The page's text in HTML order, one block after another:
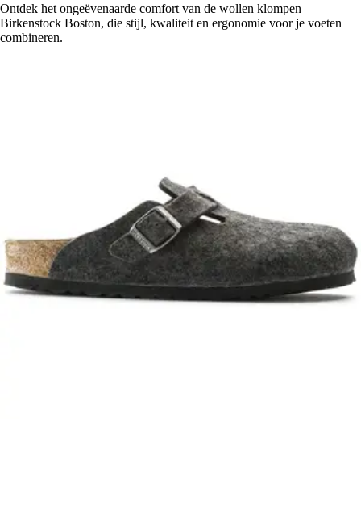
Ontdek het ongeëvenaarde comfort van de wollen klompen
Birkenstock Boston, die stijl, kwaliteit en ergonomie voor je voeten
combineren.